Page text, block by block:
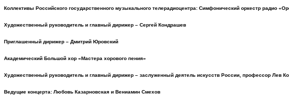
Коллективы Российского государственного музыкального телерадиоцентра: Симфонический оркестр радио
Художественный руководитель и главный дирижер – Сергей Кондрашев
Приглашенный дирижер – Дмитрий Юровский
Академический Большой хор «Мастера хорового пения»
Художественный руководитель и главный дирижер – заслуженный деятель искусств России, профессор Лев
Ведущие концерта: Любовь Казарновская и Вениамин Смехов